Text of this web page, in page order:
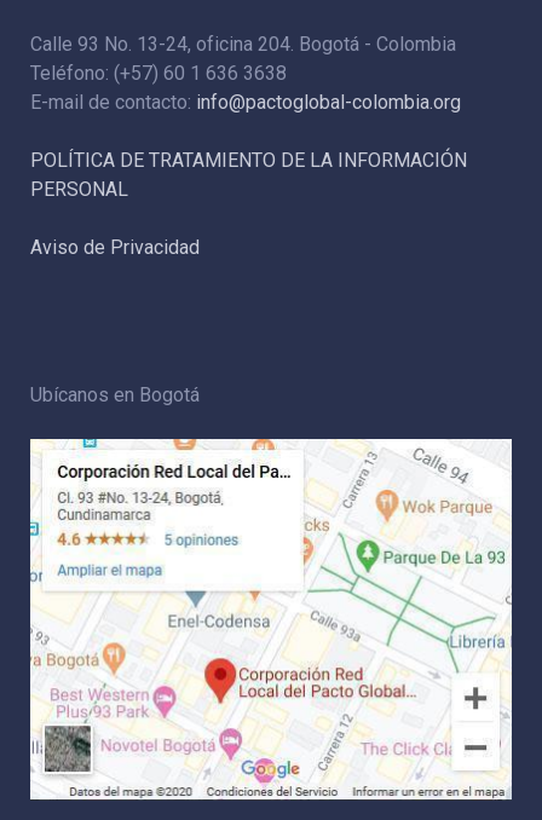
Calle 93 No. 13-24, oficina 204. Bogotá - Colombia
Teléfono: (+57) 60 1 636 3638
E-mail de contacto: info@pactoglobal-colombia.org
POLÍTICA DE TRATAMIENTO DE LA INFORMACIÓN
PERSONAL
Aviso de Privacidad
Ubícanos en Bogotá